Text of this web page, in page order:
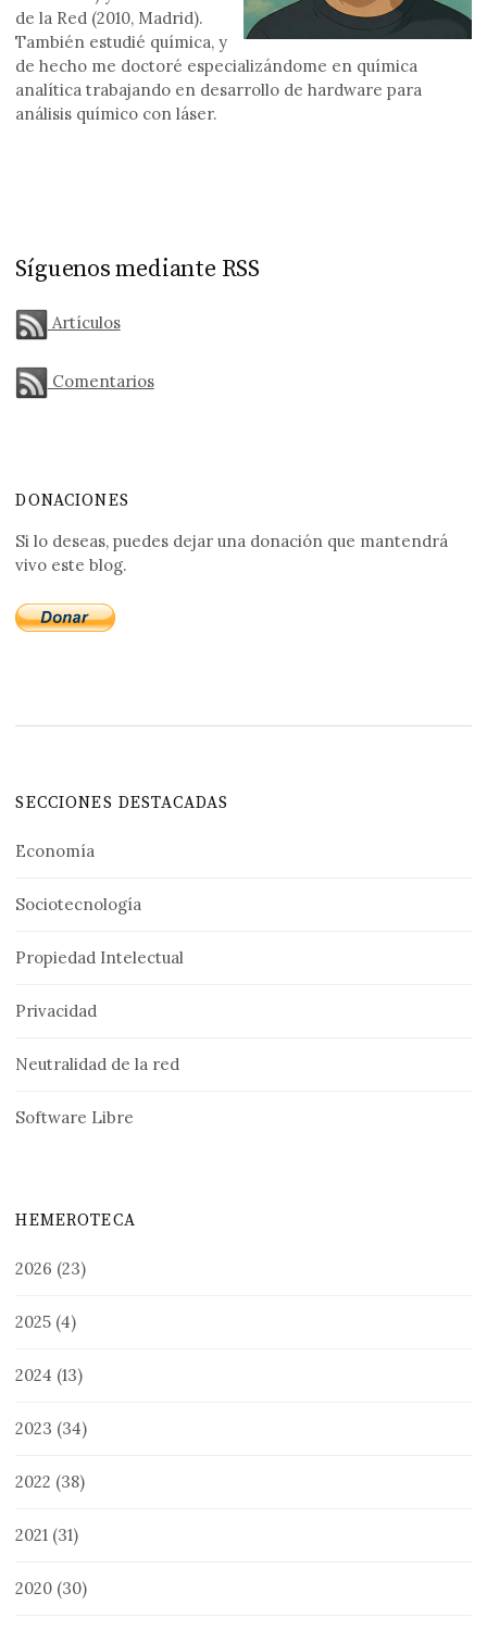
de la Red (2010, Madrid).
También estudié química, y
de hecho me doctoré especializándome en química
analítica trabajando en desarrollo de hardware para
análisis químico con láser.
Síguenos mediante RSS
Artículos
Comentarios
DONACIONES
Si lo deseas, puedes dejar una donación que mantendrá
vivo este blog.
SECCIONES DESTACADAS
Economía
Sociotecnología
Propiedad Intelectual
Privacidad
Neutralidad de la red
Software Libre
HEMEROTECA
2026 (23)
2025 (4)
2024 (13)
2023 (34)
2022 (38)
2021 (31)
2020 (30)